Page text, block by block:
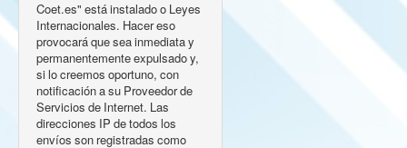
Coet.es" está instalado o Leyes
Internacionales. Hacer eso
provocará que sea inmediata y
permanentemente expulsado y,
si lo creemos oportuno, con
notificación a su Proveedor de
Servicios de Internet. Las
direcciones IP de todos los
envíos son registradas como